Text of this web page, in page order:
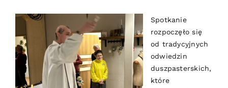
Spotkanie
rozpoczęło się
od tradycyjnych
odwiedzin
duszpasterskich,
które